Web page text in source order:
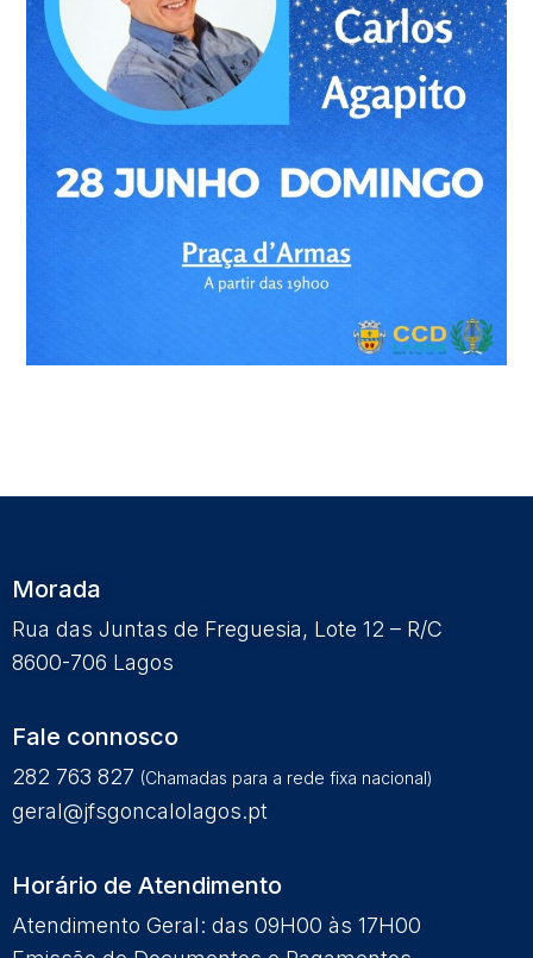
Morada
Rua das Juntas de Freguesia, Lote 12 – R/C
8600-706 Lagos
Fale connosco
282 763 827 (Chamadas para a rede fixa nacional)
geral@jfsgoncalolagos.pt
Horário de Atendimento
Atendimento Geral: das 09H00 às 17H00